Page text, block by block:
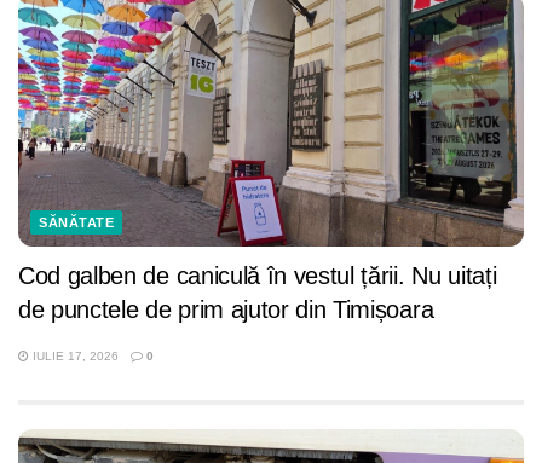
SĂNĂTATE
Cod galben de caniculă în vestul țării. Nu uitați
de punctele de prim ajutor din Timișoara
IULIE 17, 2026 0